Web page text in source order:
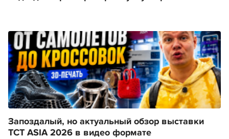
Запоздалый, но актуальный обзор выставки
TCT ASIA 2026 в видео формате